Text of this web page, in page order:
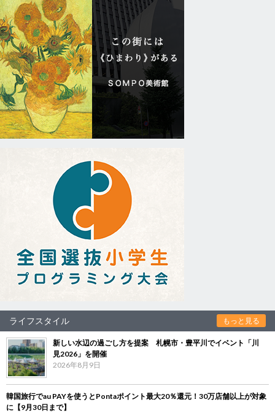
ライフスタイル もっと見る
新しい水辺の過ごし方を提案 札幌市・豊平川でイベント「川
見2026」を開催
2026年8月9日
韓国旅行でau PAYを使うとPontaポイント最大20％還元！30万店舗以上が対象
に【9月30日まで】